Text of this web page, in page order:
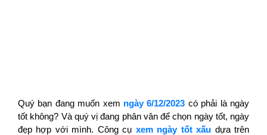
Quý bạn đang muốn xem ngày 6/12/2023 có phải là ngày
tốt không? Và quý vị đang phân vân để chọn ngày tốt, ngày
đẹp hợp với mình. Công cụ xem ngày tốt xấu dựa trên